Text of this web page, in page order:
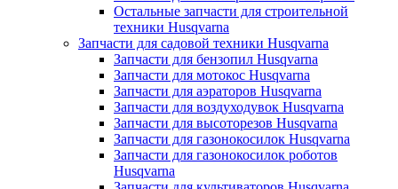
Остальные запчасти для строительной
техники Husqvarna
Запчасти для садовой техники Husqvarna
Запчасти для бензопил Husqvarna
Запчасти для мотокос Husqvarna
Запчасти для аэраторов Husqvarna
Запчасти для воздуходувок Husqvarna
Запчасти для высоторезов Husqvarna
Запчасти для газонокосилок Husqvarna
Запчасти для газонокосилок роботов
Husqvarna